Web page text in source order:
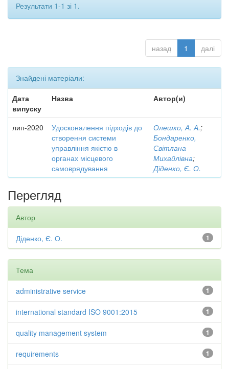
Результати 1-1 зі 1.
назад 1 далі
Знайдені матеріали:
Дата
випуску
Назва Автор(и)
лип-2020
Удосконалення підходів до
створення системи
управління якістю в
органах місцевого
самоврядування
Олешко, А. А.;
Бондаренко,
Світлана
Михайлівна;
Діденко, Є. О.
Перегляд
Автор
1
Діденко, Є. О.
Тема
1
administrative service
1
international standard ISO 9001:2015
1
quality management system
1
requirements